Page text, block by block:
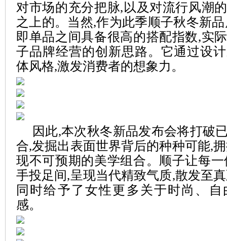
对市场的充分把脉,以及对流行风潮
之上的。当然,作为此季顺子秋冬新
即单品之间具备很高的搭配指数,实
子品牌经营的创新思路。它通过设
体风格,激发消费者的想象力。
因此,本次秋冬新品发布会将打破
合,发掘出表面世界背后的种种可能,
现不可预期的美学组合。顺子让每
手投足间,呈现当代精致气质,散发至
同时给予了女性更多关于时尚、
感。